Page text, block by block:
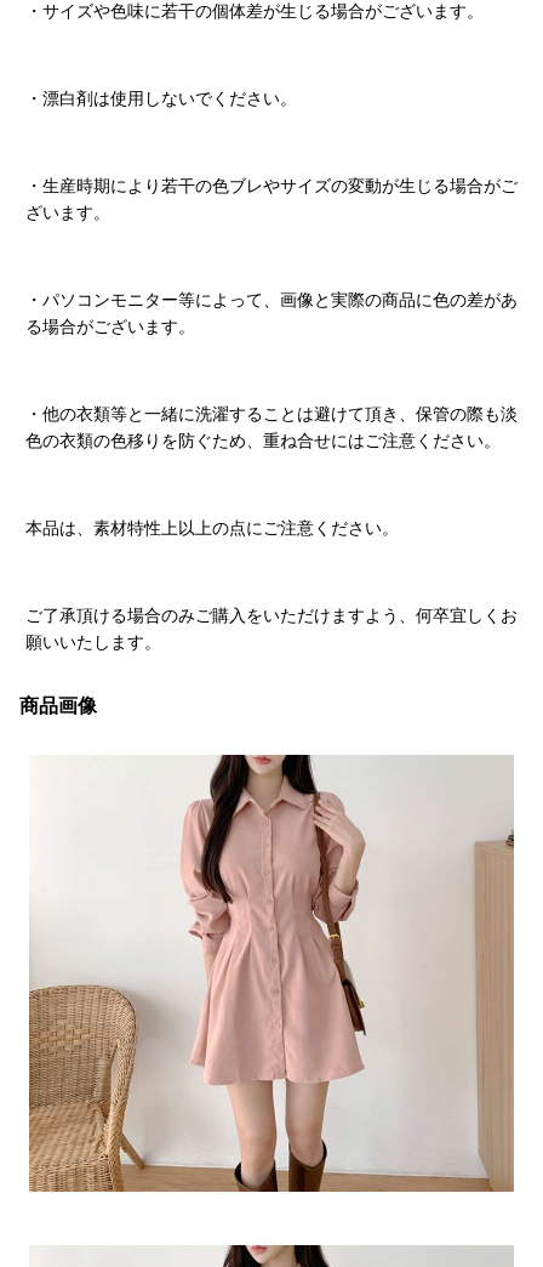
・サイズや色味に若干の個体差が生じる場合がございます。
・漂白剤は使用しないでください。
・生産時期により若干の色ブレやサイズの変動が生じる場合がご
ざいます。
・パソコンモニター等によって、画像と実際の商品に色の差があ
る場合がございます。
・他の衣類等と一緒に洗濯することは避けて頂き、保管の際も淡
色の衣類の色移りを防ぐため、重ね合せにはご注意ください。
本品は、素材特性上以上の点にご注意ください。
ご了承頂ける場合のみご購入をいただけますよう、何卒宜しくお
願いいたします。
商品画像